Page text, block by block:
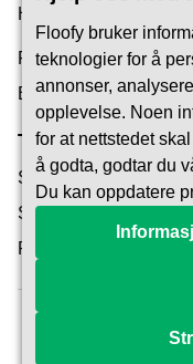
Hjelpesenter
Finn en dyrepasser
Bli Pet Carer
Tillit og Sikkerhet
Sikkerhet
Slik fungerer det
Floofy bruker
teknologier for å
annonser,
opplevelse. Noen
for at nettstedet
å godta, godtar du
Du kan oppdatere